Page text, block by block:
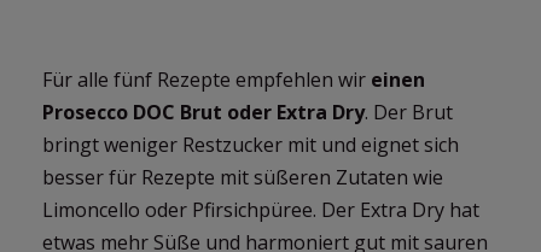
Für alle fünf Rezepte empfehlen wir einen
Prosecco DOC Brut oder Extra Dry. Der Brut
bringt weniger Restzucker mit und eignet sich
besser für Rezepte mit süßeren Zutaten wie
Limoncello oder Pfirsichpüree. Der Extra Dry hat
etwas mehr Süße und harmoniert gut mit sauren